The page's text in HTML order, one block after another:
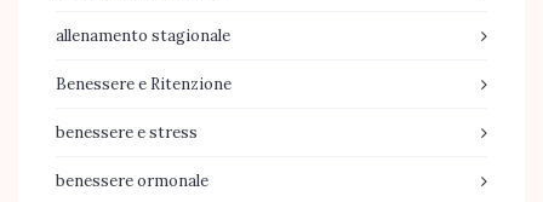
allenamento stagionale
Benessere e Ritenzione
benessere e stress
benessere ormonale